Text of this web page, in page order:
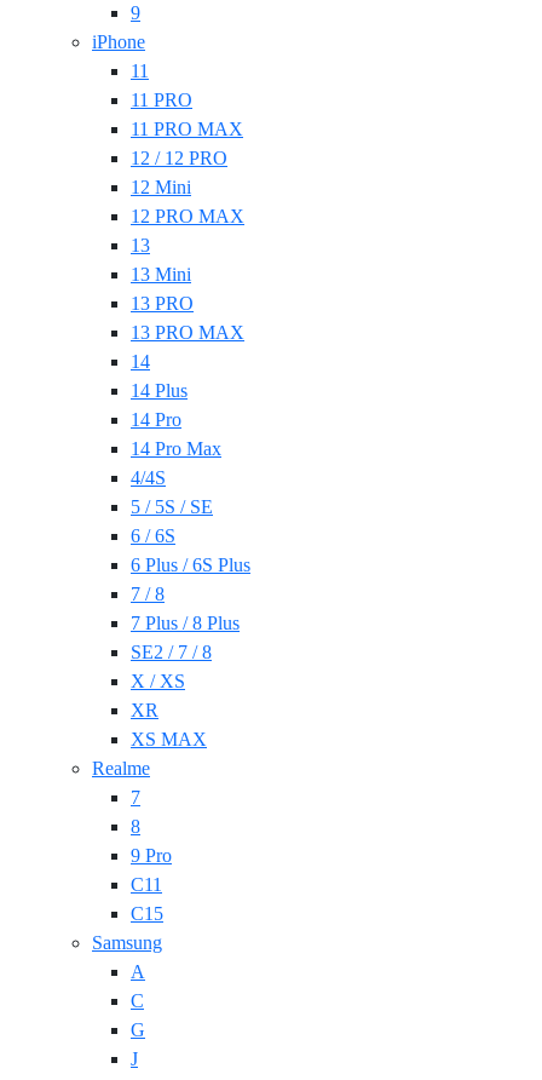
9
iPhone
11
11 PRO
11 PRO MAX
12 / 12 PRO
12 Mini
12 PRO MAX
13
13 Mini
13 PRO
13 PRO MAX
14
14 Plus
14 Pro
14 Pro Max
4/4S
5 / 5S / SE
6 / 6S
6 Plus / 6S Plus
7 / 8
7 Plus / 8 Plus
SE2 / 7 / 8
X / XS
XR
XS MAX
Realme
7
8
9 Pro
C11
C15
Samsung
A
C
G
J